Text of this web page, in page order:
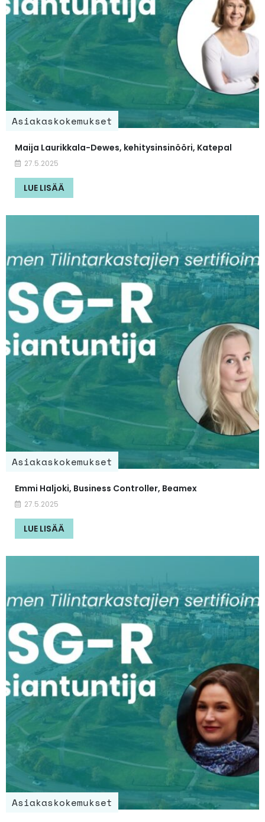
Asiakaskokemukset
Maija Laurikkala-Dewes, kehitysinsinööri, Katepal
27.5.2025
LUE LISÄÄ
Asiakaskokemukset
Emmi Haljoki, Business Controller, Beamex
27.5.2025
LUE LISÄÄ
Asiakaskokemukset